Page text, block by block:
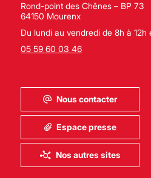
Rond-point des Chênes – BP 73
64150 Mourenx
Du lundi au vendredi de 8h à 12h
05 59 60 03 46
Nous contacter
Espace presse
Nos autres sites